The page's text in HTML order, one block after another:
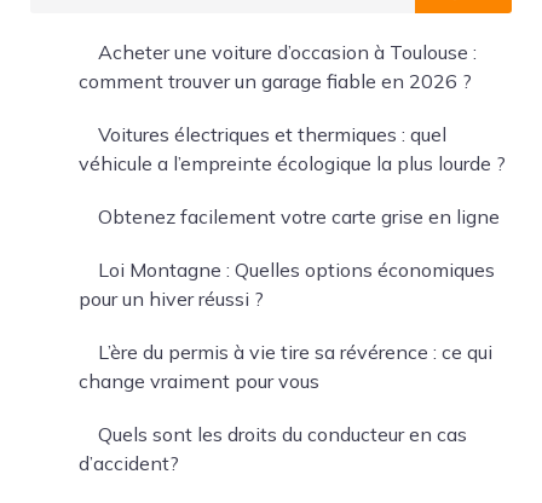
Acheter une voiture d’occasion à Toulouse :
comment trouver un garage fiable en 2026 ?
Voitures électriques et thermiques : quel
véhicule a l’empreinte écologique la plus lourde ?
Obtenez facilement votre carte grise en ligne
Loi Montagne : Quelles options économiques
pour un hiver réussi ?
L’ère du permis à vie tire sa révérence : ce qui
change vraiment pour vous
Quels sont les droits du conducteur en cas
d’accident?